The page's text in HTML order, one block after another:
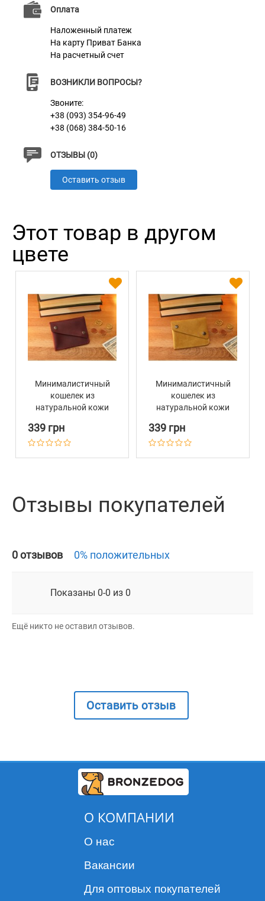
Оплата
Наложенный платеж
На карту Приват Банка
На расчетный счет
ВОЗНИКЛИ ВОПРОСЫ?
Звоните:
+38 (093) 354-96-49
+38 (068) 384-50-16
ОТЗЫВЫ (0)
Оставить отзыв
толстой, но эластичной натуральной кожи. Кошелек
уникальный своим внешним, стильным видом,
прочностью и качеством. Закрывается двумя
прочными, металлическими заклепками.
Изделие можно персонализировать, за счет
информацию: гравировка наносится
высококачественным лазером, поэтому со временем
она не сотрется и сохранит свой первоначальный
Доступен в 5 цветах: темно-синий, бордовый,
Этот товар в другом
цвете
Минималистичный
кошелек из
натуральной кожи
персональной
гравировкой
339 грн
Минималистичный
кошелек из
натуральной кожи
персональной
гравировкой
339 грн
Отзывы покупателей
0 отзывов 0% положительных
Показаны 0-0 из 0
Ещё никто не оставил отзывов.
Оставить отзыв
О КОМПАНИИ
О нас
Вакансии
Для оптовых покупателей